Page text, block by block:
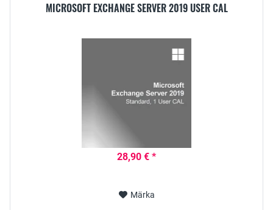
MICROSOFT EXCHANGE SERVER 2019 USER CAL
28,90 € *
Märka